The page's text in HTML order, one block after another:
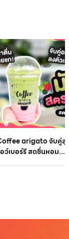
arigato จับคู่สุ
ว์เบอร์รี สดชื่นหอม...